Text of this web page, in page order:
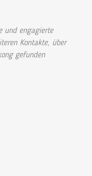
und engagierte
Kontakte, über
gefunden